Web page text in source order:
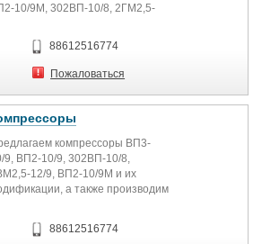
10/9М, 302ВП-10/8, 2ГМ2,5-
88612516774
Пожаловаться
компрессоры ВП3-
9, ВП2-10/9, 302ВП-10/8,
12/9, ВП2-10/9М и их
а также производим
88612516774